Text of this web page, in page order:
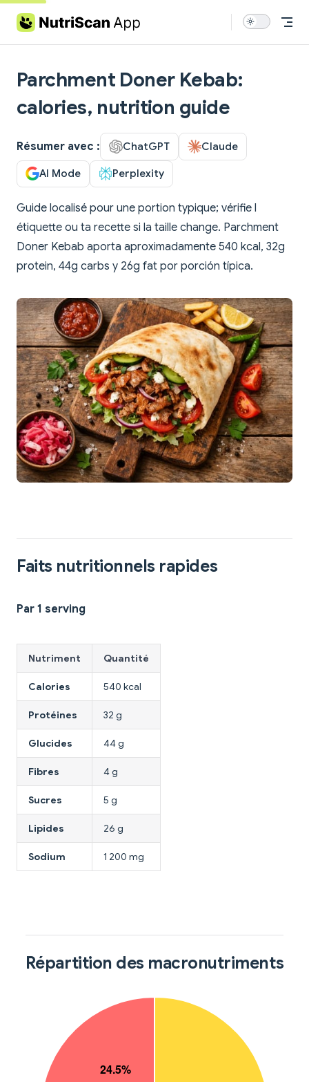
Skip to content
Parchment Doner Kebab:
calories, nutrition guide
Résumer avec : ChatGPT Claude
AI Mode Perplexity
Guide localisé pour une portion typique; vérifie l
étiquette ou ta recette si la taille change. Parchment
Doner Kebab aporta aproximadamente 540 kcal, 32g
protein, 44g carbs y 26g fat por porción típica.
Faits nutritionnels rapides
Par 1 serving
Nutriment Quantité
Calories 540 kcal
Protéines 32 g
Glucides 44 g
Fibres 4 g
Sucres 5 g
Lipides 26 g
Sodium 1 200 mg
Répartition des macronutriments